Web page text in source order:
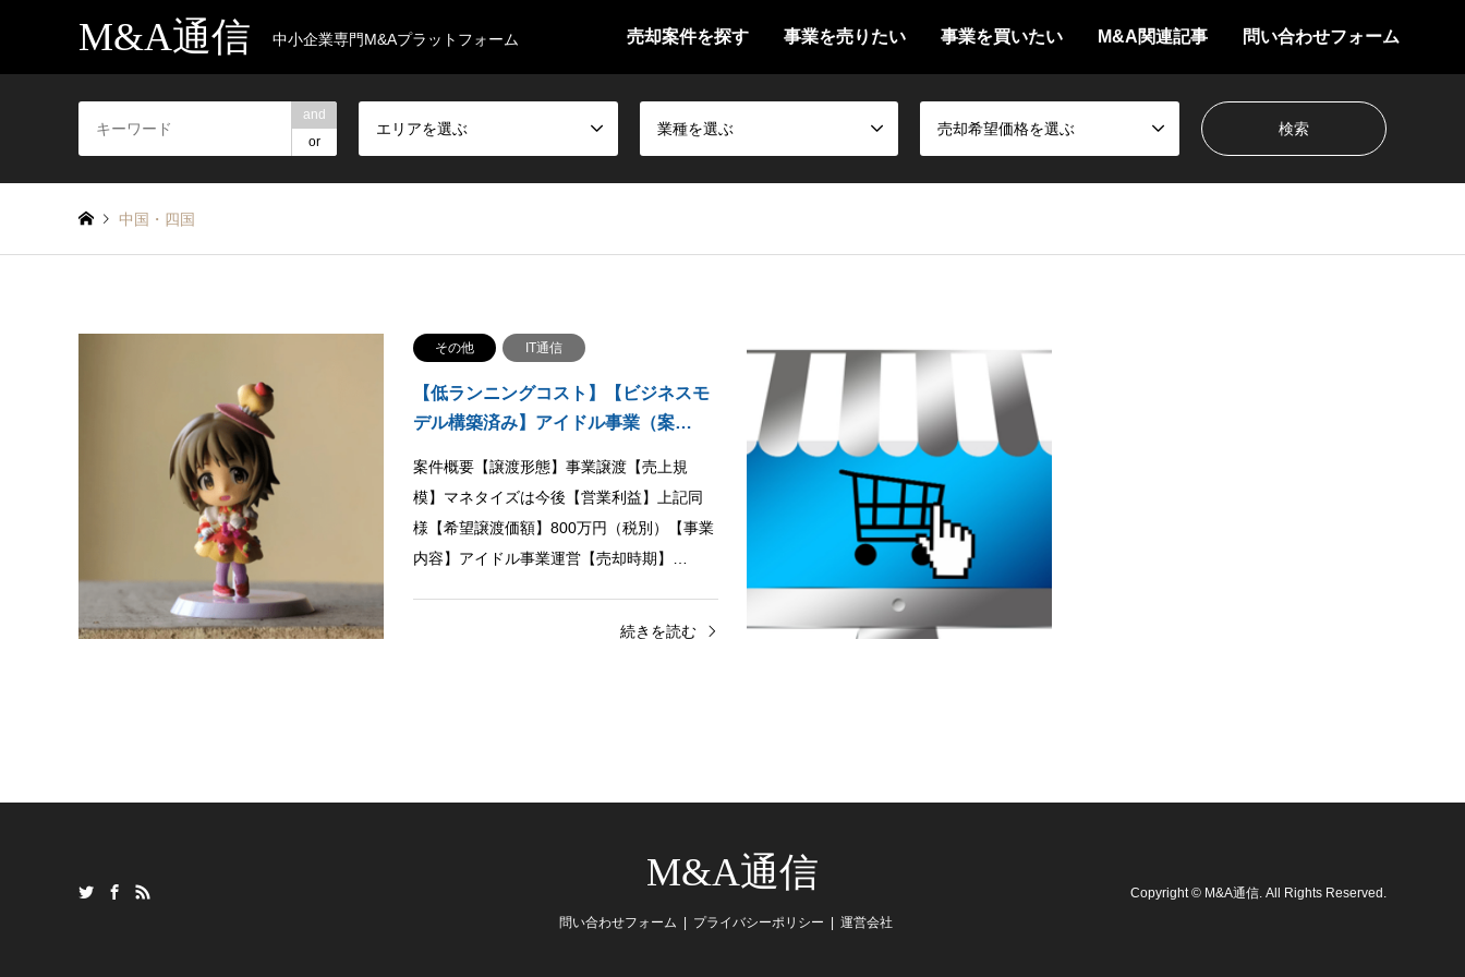
M&A通信 中小企業専門M&Aプラットフォーム 売却案件を探す 事業を売りたい 事業を買いたい M&A関連記事 問い合わせフォーム
and
or
エリアを選ぶ 業種を選ぶ 売却希望価格を選ぶ
中国・四国
その他 IT通信
【低ランニングコスト】【ビジネスモ
デル構築済み】アイドル事業（案…
案件概要【譲渡形態】事業譲渡【売上規
模】マネタイズは今後【営業利益】上記同
様【希望譲渡価額】800万円（税別）【事業
内容】アイドル事業運営【売却時期】…
続きを読む
M&A通信
問い合わせフォーム プライバシーポリシー 運営会社
Copyright © M&A通信 . All Rights Reserved.